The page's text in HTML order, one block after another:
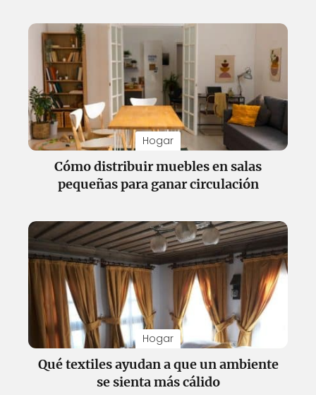
Hogar
Cómo distribuir muebles en salas
pequeñas para ganar circulación
Hogar
Qué textiles ayudan a que un ambiente
se sienta más cálido